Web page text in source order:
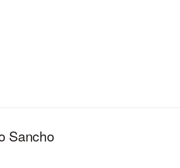
Sancho